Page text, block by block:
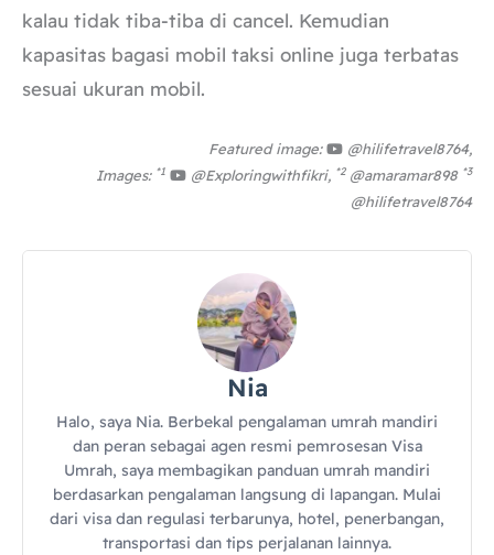
kalau tidak tiba-tiba di cancel. Kemudian
kapasitas bagasi mobil taksi online juga terbatas
sesuai ukuran mobil.
Featured image:
@hilifetravel8764,
Images: *1 @Exploringwithfikri, *2@amaramar898 *3
@hilifetravel8764
Nia
Halo, saya Nia. Berbekal pengalaman umrah mandiri
dan peran sebagai agen resmi pemrosesan Visa
Umrah, saya membagikan panduan umrah mandiri
berdasarkan pengalaman langsung di lapangan. Mulai
dari visa dan regulasi terbarunya, hotel, penerbangan,
transportasi dan tips perjalanan lainnya.